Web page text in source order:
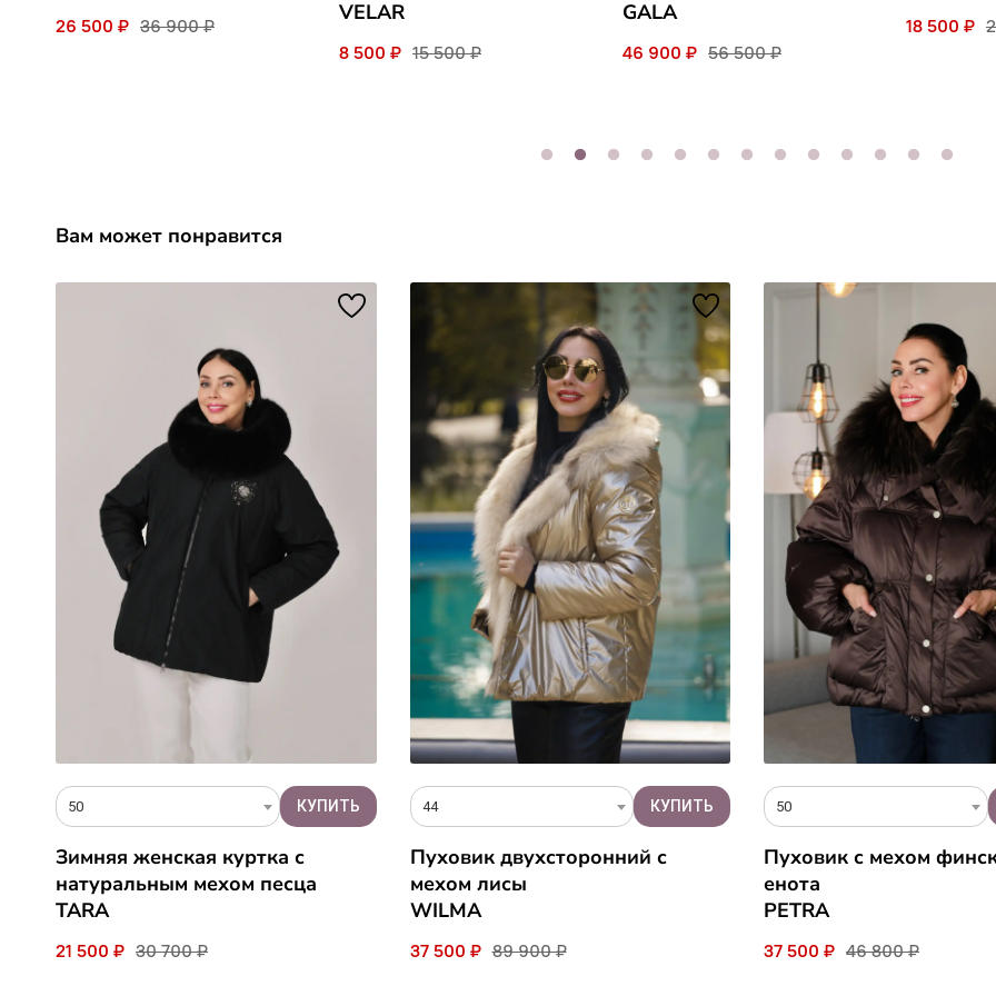
26 500 ₽ 36 900 ₽
VELAR
8 500 ₽ 15 500 ₽
GALA
46 900 ₽ 56 500 ₽
18 500 ₽
Вам может понравится
50
Зимняя женская куртка с
натуральным мехом песца
TARA
21 500 ₽ 30 700 ₽
44
Пуховик двухсторонний с
мехом лисы
WILMA
37 500 ₽ 89 900 ₽
50
Пуховик с мехом
енота
PETRA
37 500 ₽ 46 800 ₽